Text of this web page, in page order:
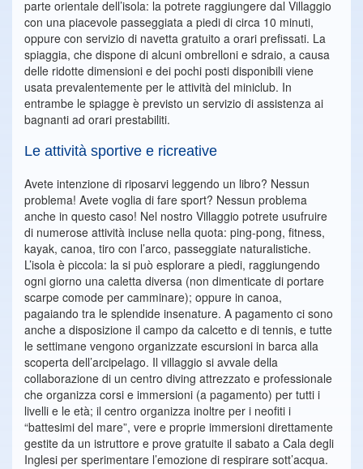
parte orientale dell’isola: la potrete raggiungere dal Villaggio
con una piacevole passeggiata a piedi di circa 10 minuti,
oppure con servizio di navetta gratuito a orari prefissati. La
spiaggia, che dispone di alcuni ombrelloni e sdraio, a causa
delle ridotte dimensioni e dei pochi posti disponibili viene
usata prevalentemente per le attività del miniclub. In
entrambe le spiagge è previsto un servizio di assistenza ai
bagnanti ad orari prestabiliti.
Le attività sportive e ricreative
Avete intenzione di riposarvi leggendo un libro? Nessun
problema! Avete voglia di fare sport? Nessun problema
anche in questo caso! Nel nostro Villaggio potrete usufruire
di numerose attività incluse nella quota: ping-pong, fitness,
kayak, canoa, tiro con l’arco, passeggiate naturalistiche.
L’isola è piccola: la si può esplorare a piedi, raggiungendo
ogni giorno una caletta diversa (non dimenticate di portare
scarpe comode per camminare); oppure in canoa,
pagaiando tra le splendide insenature. A pagamento ci sono
anche a disposizione il campo da calcetto e di tennis, e tutte
le settimane vengono organizzate escursioni in barca alla
scoperta dell’arcipelago. Il villaggio si avvale della
collaborazione di un centro diving attrezzato e professionale
che organizza corsi e immersioni (a pagamento) per tutti i
livelli e le età; il centro organizza inoltre per i neofiti i
“battesimi del mare”, vere e proprie immersioni direttamente
gestite da un istruttore e prove gratuite il sabato a Cala degli
Inglesi per sperimentare l’emozione di respirare sott’acqua.